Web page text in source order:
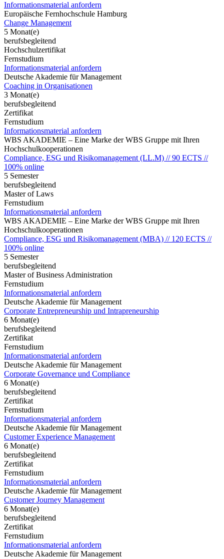
Informationsmaterial anfordern
Europäische Fernhochschule Hamburg
Change Management
5 Monat(e)
berufsbegleitend
Hochschulzertifikat
Fernstudium
Informationsmaterial anfordern
Deutsche Akademie für Management
Coaching in Organisationen
3 Monat(e)
berufsbegleitend
Zertifikat
Fernstudium
Informationsmaterial anfordern
WBS AKADEMIE – Eine Marke der WBS Gruppe mit Ihren
Hochschulkooperationen
Compliance, ESG und Risikomanagement (LL.M) // 90 ECTS //
100% online
5 Semester
berufsbegleitend
Master of Laws
Fernstudium
Informationsmaterial anfordern
WBS AKADEMIE – Eine Marke der WBS Gruppe mit Ihren
Hochschulkooperationen
Compliance, ESG und Risikomanagement (MBA) // 120 ECTS //
100% online
5 Semester
berufsbegleitend
Master of Business Administration
Fernstudium
Informationsmaterial anfordern
Deutsche Akademie für Management
Corporate Entrepreneurship und Intrapreneurship
6 Monat(e)
berufsbegleitend
Zertifikat
Fernstudium
Informationsmaterial anfordern
Deutsche Akademie für Management
Corporate Governance und Compliance
6 Monat(e)
berufsbegleitend
Zertifikat
Fernstudium
Informationsmaterial anfordern
Deutsche Akademie für Management
Customer Experience Management
6 Monat(e)
berufsbegleitend
Zertifikat
Fernstudium
Informationsmaterial anfordern
Deutsche Akademie für Management
Customer Journey Management
6 Monat(e)
berufsbegleitend
Zertifikat
Fernstudium
Informationsmaterial anfordern
Deutsche Akademie für Management